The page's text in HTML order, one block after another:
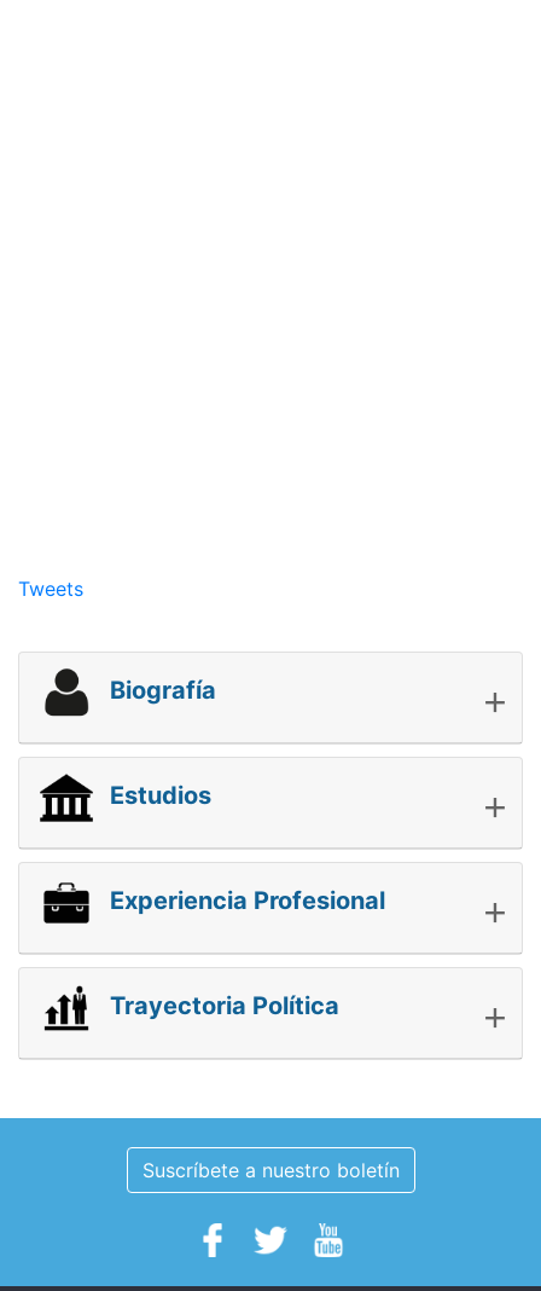
Tweets
Biografía +
Estudios +
Experiencia Profesional +
Trayectoria Política +
Suscríbete a nuestro boletín